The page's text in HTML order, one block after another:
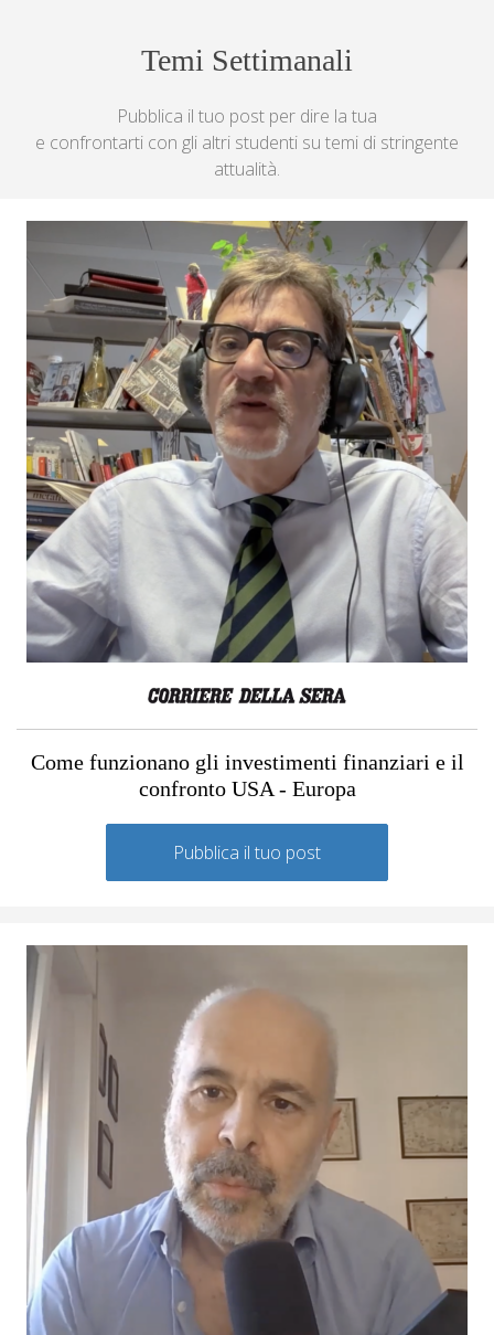
Temi Settimanali
Pubblica il tuo post per dire la tua
e confrontarti con gli altri studenti su temi di stringente
attualità.
Come funzionano gli investimenti finanziari e il
confronto USA - Europa
Pubblica il tuo post